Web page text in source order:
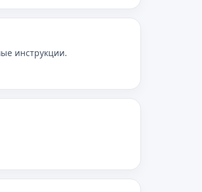
инструкции.